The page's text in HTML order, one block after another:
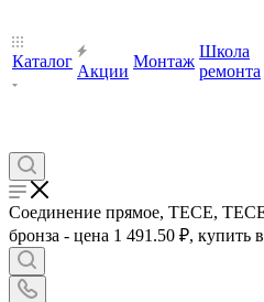
Каталог
Акции
Монтаж
Школа
ремонта
Соединение прямое, TECE,
бронза - цена 1 491.50 ₽, купить